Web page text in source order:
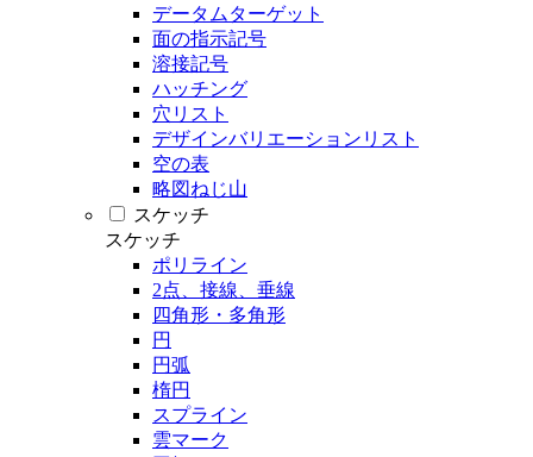
データムターゲット
面の指示記号
溶接記号
ハッチング
穴リスト
デザインバリエーションリスト
空の表
略図ねじ山
スケッチ
スケッチ
ポリライン
2点、接線、垂線
四角形・多角形
円
円弧
楕円
スプライン
雲マーク